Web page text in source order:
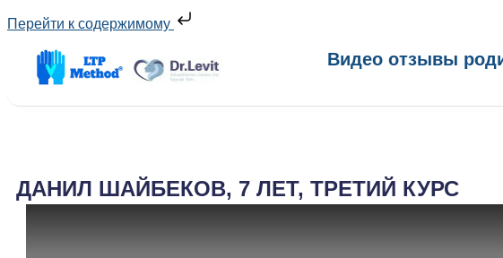
Перейти к содержимому
Видео отзывы
ДАНИЛ ШАЙБЕКОВ, 7 ЛЕТ, ТРЕТИЙ КУРС